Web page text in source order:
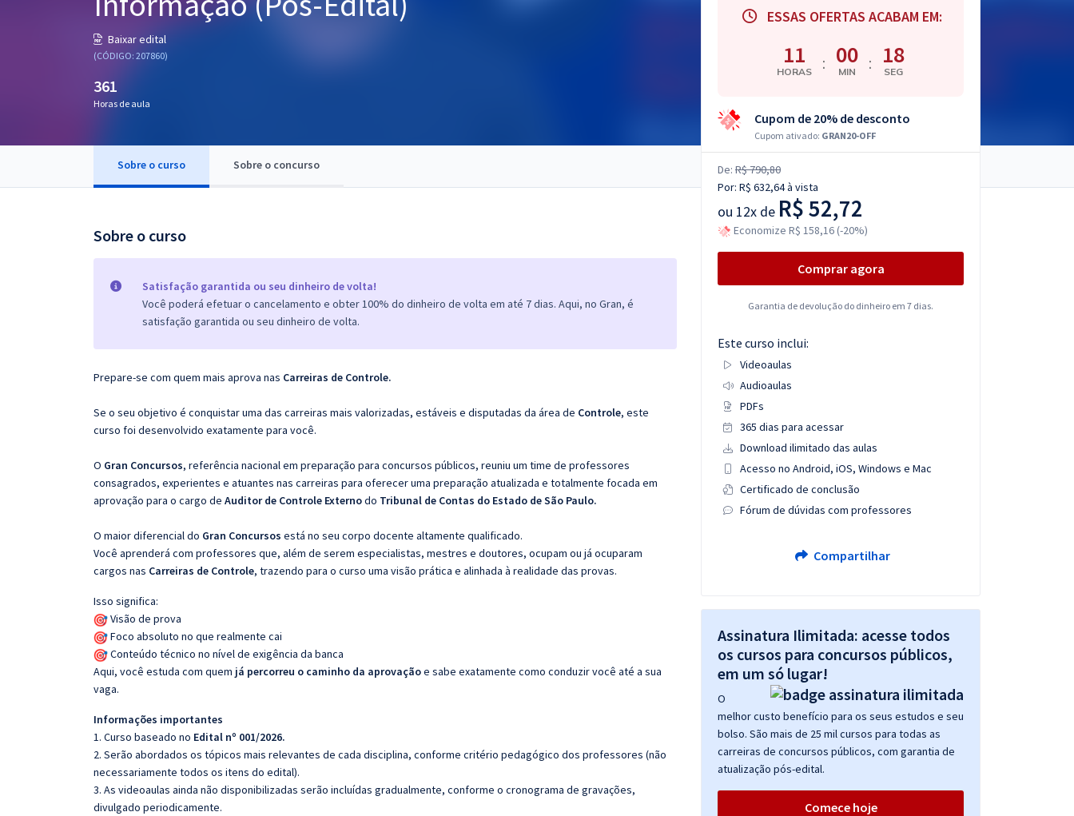
Baixar edital
(CÓDIGO: 207860)
361
Horas de aula
Sobre o curso Sobre o concurso
Sobre o curso
Satisfação garantida ou seu dinheiro de volta!
Você poderá efetuar o cancelamento e obter 100% do dinheiro de volta em até 7 dias. Aqui, no Gran, é
satisfação garantida ou seu dinheiro de volta.
Prepare-se com quem mais aprova nas Carreiras de Controle.
Se o seu objetivo é conquistar uma das carreiras mais valorizadas, estáveis e disputadas da área de Controle, este
curso foi desenvolvido exatamente para você.
O Gran Concursos, referência nacional em preparação para concursos públicos, reuniu um time de professores
consagrados, experientes e atuantes nas carreiras para oferecer uma preparação atualizada e totalmente focada em
aprovação para o cargo de Auditor de Controle Externodo Tribunal de Contas do Estado de São Paulo.
O maior diferencial do Gran Concursos está no seu corpo docente altamente qualificado.
Você aprenderá com professores que, além de serem especialistas, mestres e doutores, ocupam ou já ocuparam
cargos nas Carreiras de Controle, trazendo para o curso uma visão prática e alinhada à realidade das provas.
Isso significa:
Visão de prova
Foco absoluto no que realmente cai
Conteúdo técnico no nível de exigência da banca
Aqui, você estuda com quem já percorreu o caminho da aprovaçãoe sabe exatamente como conduzir você até a sua
vaga.
Informações importantes
1. Curso baseado no Edital nº 001/2026.
2. Serão abordados os tópicos mais relevantes de cada disciplina, conforme critério pedagógico dos professores (não
necessariamente todos os itens do edital).
3. As videoaulas ainda não disponibilizadas serão incluídas gradualmente, conforme o cronograma de gravações,
divulgado periodicamente.
ESSAS OFERTAS ACABAM EM:
11
HORAS : 00
MIN : 17
SEG
Cupom de 20% de desconto
Cupom ativado: GRAN20-OFF
De: R$ 790,80
Por: R$ 632,64à vista
ou 12x de R$ 52,72
Economize R$ 158,16 (-20%)
Comprar agora
Garantia de devolução do dinheiro em 7 dias.
Este curso inclui:
Videoaulas
Audioaulas
PDFs
365 dias para acessar
Download ilimitado das aulas
Acesso no Android, iOS, Windows e Mac
Certificado de conclusão
Fórum de dúvidas com professores
Compartilhar
Assinatura Ilimitada: acesse todos
os cursos para concursos públicos,
em um só lugar!
O
melhor custo benefício para os seus estudos e seu
bolso. São mais de 25 mil cursos para todas as
carreiras de concursos públicos, com garantia de
atualização pós-edital.
Comece hoje